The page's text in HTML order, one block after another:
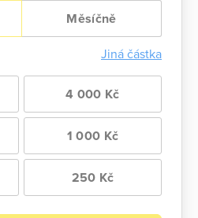
Měsíčně
Jiná částka
4 000 Kč
1 000 Kč
250 Kč